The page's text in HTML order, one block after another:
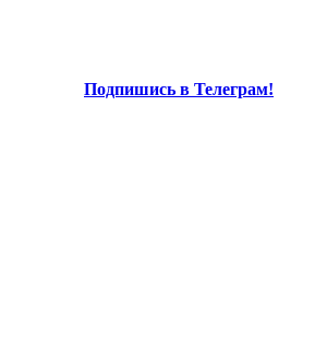
Подпишись в Телеграм!